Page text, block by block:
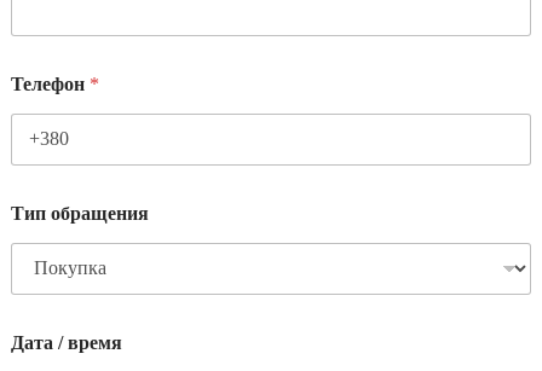
Телефон *
Тип обращения
Дата / время